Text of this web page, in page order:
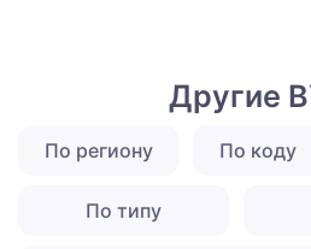
Другие
По региону По коду
По типу